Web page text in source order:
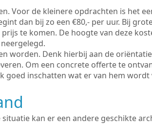
Voor de kleinere opdrachten is het
dan bij zo een €80,- per uur. Bij
te komen. De hoogte van deze
worden. Denk hierbij aan de
Om een concrete offerte te
goed inschatten wat er van hem wordt
kan er een andere geschikte